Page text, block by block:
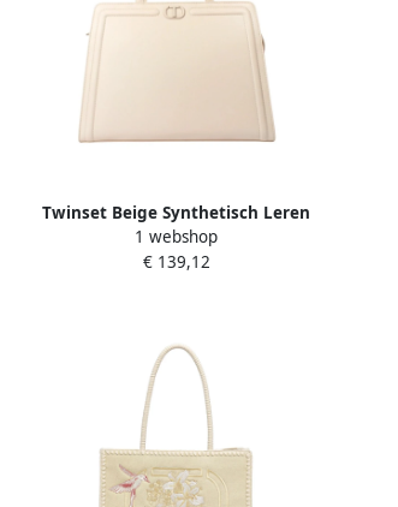
Twinset Beige Synthetisch Leren
Middelgrote Tas Beige Dames
1 webshop
€ 139,12